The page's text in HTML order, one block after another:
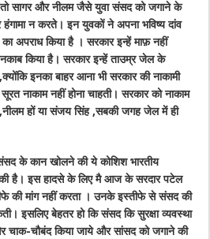
तो सागर और नीलम जैसे युवा संसद को जगाने के
न करते। इन युवकों ने अपना भविष्य दांव
अपराध किया है । सरकार इन्हें माफ़ नहीं
किया है। सरकार इन्हें ताउम्र जेल के
इनका बाहर आना भी सरकार की नाकामी
नाकाम नहीं होना चाहती। सरकार को नाकाम
हों या संजय सिंह ,सबकी जगह जेल में ही
के कान खोलने की ये कोशिश भारतीय
है। इस हादसे के लिए मै आज के सरदार पटेल
की मांग नहीं करता । उनके इस्तीफे से संसद की
इसलिए बेहतर हो कि संसद कि सुरक्षा व्यवस्था
चाक-चौबंद किया जाये और सांसद को जगाने की